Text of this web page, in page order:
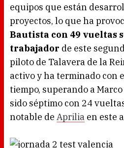
equipos que están
proyectos, lo que ha
Bautista con 49 vueltas
trabajador de este
piloto de Talavera de la
activo y ha terminado con
tiempo, superando a
sido séptimo con 24
notable de Aprilia en este